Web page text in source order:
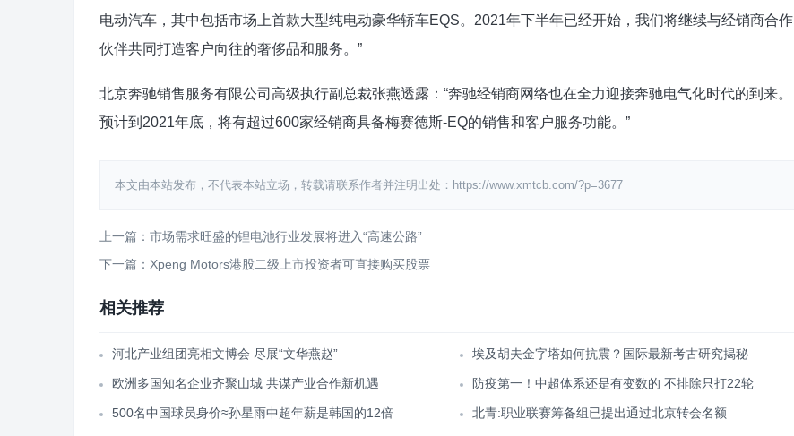
电动汽车，其中包括市场上首款大型纯电动豪华轿车EQS。2021年下半年已经开始，我们将继续与经销商合作
伙伴共同打造客户向往的奢侈品和服务。”
北京奔驰销售服务有限公司高级执行副总裁张燕透露：“奔驰经销商网络也在全力迎接奔驰电气化时代的到来。
预计到2021年底，将有超过600家经销商具备梅赛德斯-EQ的销售和客户服务功能。”
本文由本站发布，不代表本站立场，转载请联系作者并注明出处：https://www.xmtcb.com/?p=3677
上一篇：市场需求旺盛的锂电池行业发展将进入“高速公路”
下一篇：Xpeng Motors港股二级上市投资者可直接购买股票
相关推荐
河北产业组团亮相文博会 尽展“文华燕赵” 埃及胡夫金字塔如何抗震？国际最新考古研究揭秘
欧洲多国知名企业齐聚山城 共谋产业合作新机遇 防疫第一！中超体系还是有变数的 不排除只打22轮
500名中国球员身价≈孙星雨中超年薪是韩国的12倍 北青:职业联赛筹备组已提出通过北京转会名额